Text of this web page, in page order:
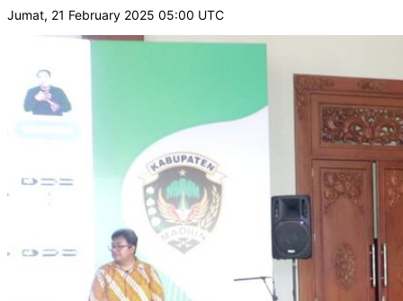
Jumat, 21 February 2025 05:00 UTC